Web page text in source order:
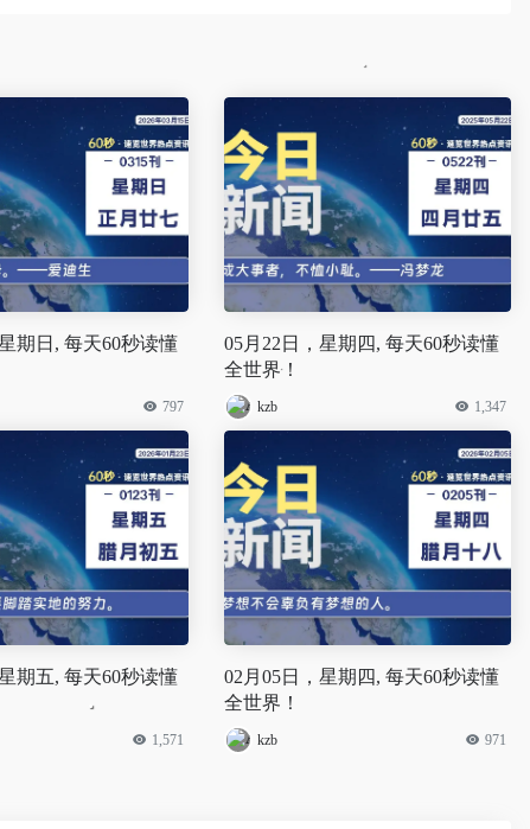
期日, 每天60秒读懂
797
05月22日，星期四, 每天60秒读懂
全世界！
kzb 1,347
期五, 每天60秒读懂
1,571
02月05日，星期四, 每天60秒读懂
全世界！
kzb 971